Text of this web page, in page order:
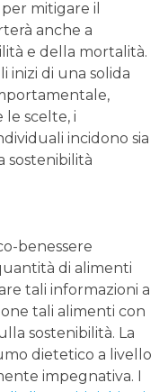
mitigare il
anche a
e della mortalità.
inizi di una solida
scelte, i
incidono sia
sostenibilità
benessere
di alimenti
tali informazioni a
tali alimenti con
sostenibilità. La
dietetico a livello
impegnativa. I